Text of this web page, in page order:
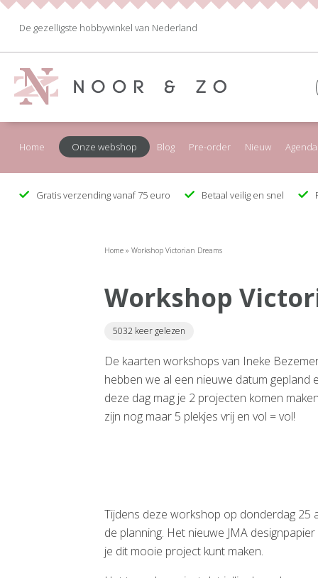
De gezelligste hobbywinkel van Nederland
Home Onze webshop Blog Pre-order Nieuw Agenda
Gratis verzending vanaf 75 euro Betaal veilig en snel
Home » Workshop Victorian Dreams
Workshop
5032 keer gelezen
De kaarten workshops van Ineke
hebben we al een nieuwe datum
deze dag mag je 2 projecten komen
zijn nog maar 5 plekjes vrij en vol = vol!
Tijdens deze workshop op donderdag 25
de planning. Het nieuwe JMA
je dit mooie project kunt maken.